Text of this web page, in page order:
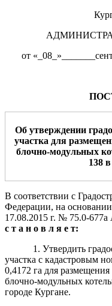
от
Об утверждении
участка для
блочно-модульных
138
В соответствии с
Федерации, на
17.08.2015 г. № 75.0-
с т а н о в л я е т:
1. Утвердить
участка с кадастровым
0,4172 га для
блочно-модульных
городе Кургане.